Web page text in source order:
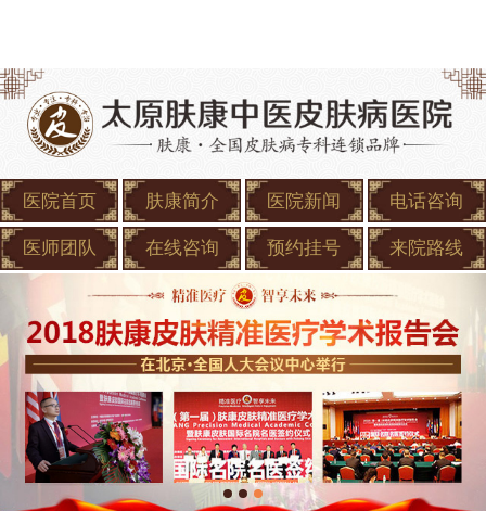
医院首页 肤康简介 医院新闻 电话咨询
医师团队 在线咨询 预约挂号 来院路线